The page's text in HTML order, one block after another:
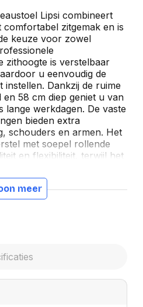
Lipsi combineert
comfortabel zitgemak en is
keuze voor zowel
zithoogte is verstelbaar
u eenvoudig de
Dankzij de ruime
58 cm diep geniet u van
lange werkdagen. De vaste
bieden extra
schouders en armen. Het
met soepel rollende
en flexibiliteit, terwijl het
comfortabele en
dagelijks gebruik.
meer